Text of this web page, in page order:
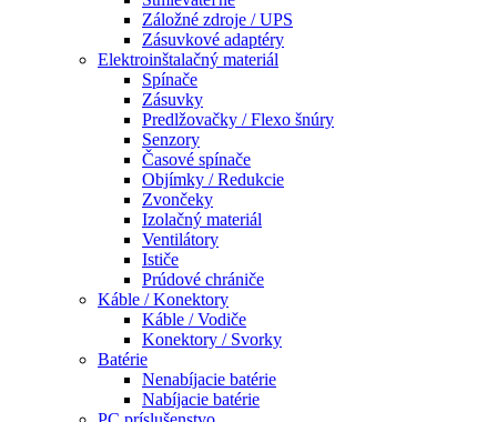
Záložné zdroje / UPS
Zásuvkové adaptéry
Elektroinštalačný materiál
Spínače
Zásuvky
Predlžovačky / Flexo šnúry
Senzory
Časové spínače
Objímky / Redukcie
Zvončeky
Izolačný materiál
Ventilátory
Ističe
Prúdové chrániče
Káble / Konektory
Káble / Vodiče
Konektory / Svorky
Batérie
Nenabíjacie batérie
Nabíjacie batérie